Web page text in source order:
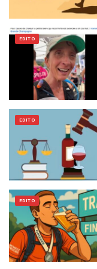
EDITO
EDITO
EDITO